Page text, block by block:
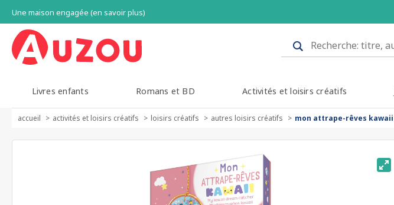
Une maison engagée (en savoir plus)
Livres enfants Romans et BD Activités et loisirs créatifs
accueil activités et loisirs créatifs loisirs créatifs autres loisirs créatifs mon attrape-rêves kawaii